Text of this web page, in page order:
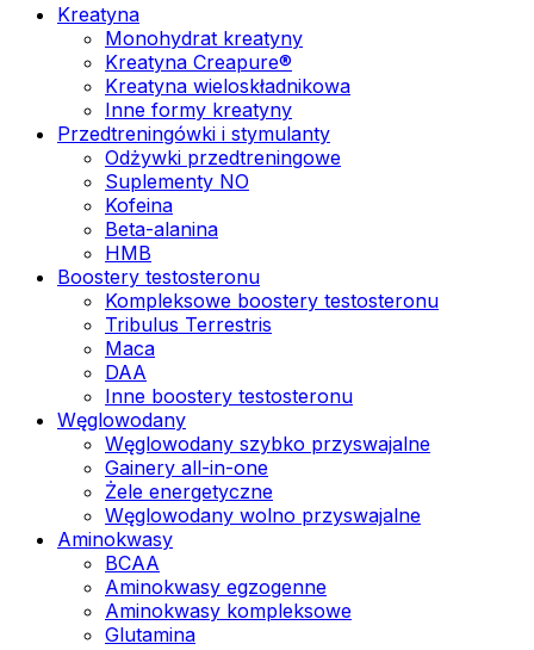
Kreatyna
Monohydrat kreatyny
Kreatyna Creapure®
Kreatyna wieloskładnikowa
Inne formy kreatyny
Przedtreningówki i stymulanty
Odżywki przedtreningowe
Suplementy NO
Kofeina
Beta-alanina
HMB
Boostery testosteronu
Kompleksowe boostery testosteronu
Tribulus Terrestris
Maca
DAA
Inne boostery testosteronu
Węglowodany
Węglowodany szybko przyswajalne
Gainery all-in-one
Żele energetyczne
Węglowodany wolno przyswajalne
Aminokwasy
BCAA
Aminokwasy egzogenne
Aminokwasy kompleksowe
Glutamina